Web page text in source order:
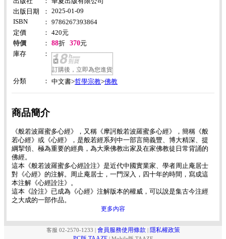
出版日期
：
2025-01-09
ISBN
：
9786267393864
定價
： 420元
特價
： 88折 370元
庫存
：
訂購後，立即為您進貨
分類
： 中文書>哲學宗教>佛教
商品簡介
《般若波羅蜜多心經》，又稱《摩訶般若波羅蜜多心經》，簡稱《般
若心經》或《心經》，是般若經系列中一部言簡義豐、博大精深、提
綱挈領、極為重要的經典，為大乘佛教出家及在家佛教徒日常背誦的
佛經。
這本《般若波羅蜜多心經詮注》是近代中國實業家、學者周止庵居士
對《心經》的注解。周止庵居士，一門深入，四十年的時間，寫成這
本注解《心經詮注》。
這本《詮注》已成為《心經》注解版本的權威，可以說是集古今注經
之大成的一部作品。
更多內容
客服 02-2570-1233 | 會員服務使用條款 | 隱私權政策